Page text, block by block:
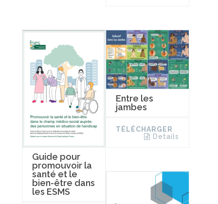
Guide pour
promouvoir la
santé et le
bien-être dans
les ESMS
Entre les
jambes
TÉLÉCHARGER
Details